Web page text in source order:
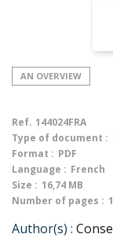
AN OVERVIEW
Ref. 144024FRA
Type of document :
Format : PDF
Language : French
Size : 16,74 MB
Number of pages :
Author(s) :